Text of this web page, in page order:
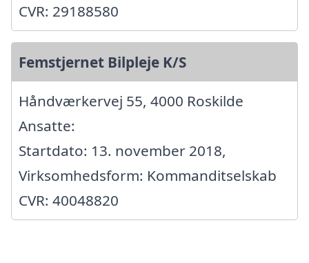
CVR: 29188580
Femstjernet Bilpleje K/S
Håndværkervej 55, 4000 Roskilde
Ansatte:
Startdato: 13. november 2018,
Virksomhedsform: Kommanditselskab
CVR: 40048820